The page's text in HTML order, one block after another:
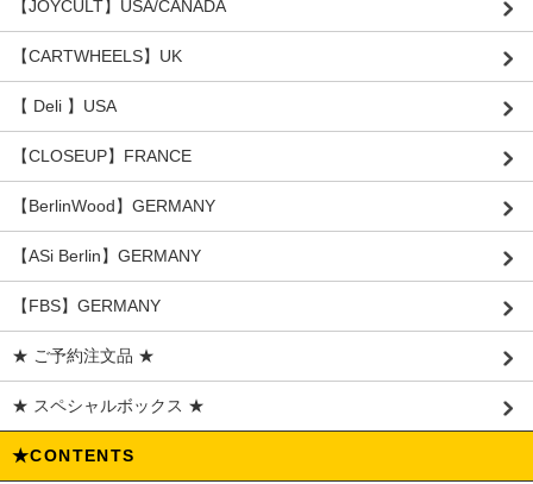
【JOYCULT】USA/CANADA
【CARTWHEELS】UK
【 Deli 】USA
【CLOSEUP】FRANCE
【BerlinWood】GERMANY
【ASi Berlin】GERMANY
【FBS】GERMANY
★ ご予約注文品 ★
★ スペシャルボックス ★
★CONTENTS